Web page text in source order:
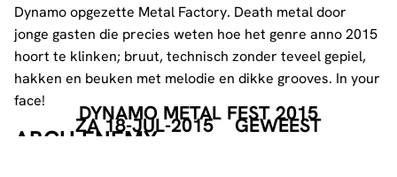
DYNAMO METAL FEST 2015
ZA 18-JUL-2015 GEWEEST
Dynamo opgezette Metal Factory. Death metal door
jonge gasten die precies weten hoe het genre anno 2015
hoort te klinken; bruut, technisch zonder teveel gepiel,
hakken en beuken met melodie en dikke grooves. In your
face!
ARCH ENEMY